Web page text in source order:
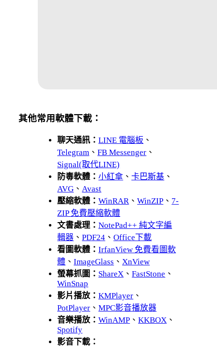
其他常用軟體下載：
聊天通訊：LINE 電腦板 、
Telegram 、FB Messenger 、
Signal(取代LINE)
防毒軟體：小紅傘 、卡巴斯基 、
AVG 、 Avast
壓縮軟體：WinRAR 、WinZIP 、 7-
ZIP 免費壓縮軟體
文書處理：NotePad++ 純文字編
輯器 、PDF24 、Office下載
看圖軟體：IrfanView 免費看圖軟
體 、ImageGlass 、 XnView
螢幕抓圖： ShareX 、FastStone 、
WinSnap
影片播放：KMPlayer 、
PotPlayer 、MPC影音播放器
音樂播放：WinAMP 、KKBOX 、
Spotify
影音下載：